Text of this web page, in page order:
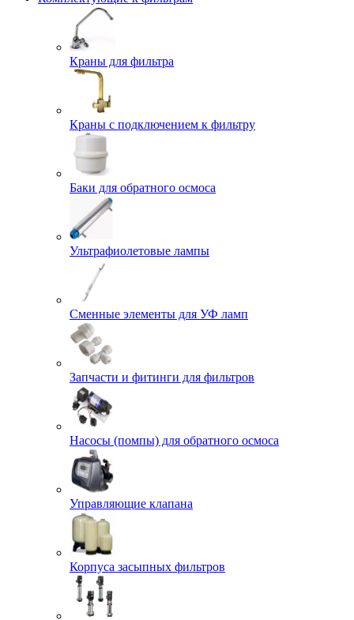
Краны для фильтра
Краны с подключением к фильтру
Баки для обратного осмоса
Ультрафиолетовые лампы
Сменные элементы для УФ ламп
Запчасти и фитинги для фильтров
Насосы (помпы) для обратного осмоса
Управляющие клапана
Корпуса засыпных фильтров